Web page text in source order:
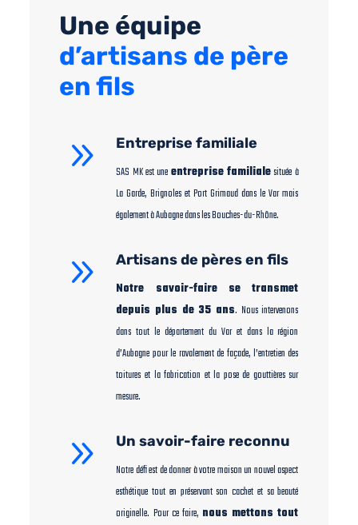
Une équipe
d’artisans de père
en fils
9 Entreprise familiale
SAS MK est uneentreprise familialesituée à
La Garde, Brignoles et Port Grimaud dans le Var mais
également à Aubagne dans les Bouches-du-Rhône.
9 Artisans de pères en fils
Notre savoir-faire se transmet
depuis plus de 35 ans. Nous intervenons
dans tout le département du Var et dans la région
d’Aubagne pour le ravalement de façade, l’entretien des
toitures et la fabrication et la pose de gouttières sur
mesure.
9 Un savoir-faire reconnu
Notre défi est de donner à votre maison un nouvel aspect
esthétique tout en préservant son cachet et sa beauté
originelle. Pour ce faire, nous mettons tout